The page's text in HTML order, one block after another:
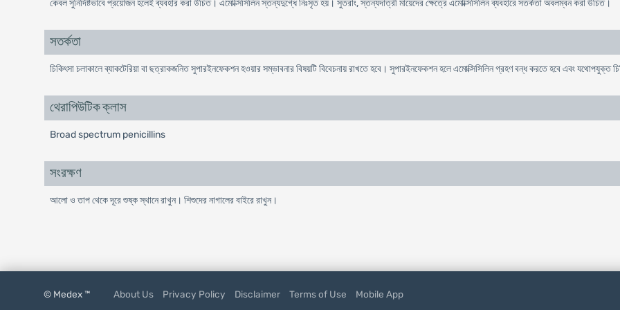
কেবল সুনির্দিষ্টভাবে প্রয়োজন হলেই ব্যবহার করা উচিত। এমোক্সিসিলিন স্তন্যদুগ্ধে নিঃসৃত হয়। সুতরাং, স্তন্যদাত্রী মায়েদের ক্ষেত্রে এমোক্সিসিলিন ব্যবহারে সতর্কতা অবলম্বন করা উচিত।
সতর্কতা
চিকিৎসা চলাকালে ব্যাকটেরিয়া বা ছত্রাকজনিত সুপারইনফেকশন হওয়ার সম্ভাবনার বিষয়টি বিবেচনায় রাখতে হবে। সুপারইনফেকশন হলে এমোক্সিসিলিন গ্রহণ বন্ধ করতে হবে এবং যথোপযুক্ত
থেরাপিউটিক ক্লাস
Broad spectrum penicillins
সংরক্ষণ
আলো ও তাপ থেকে দূরে শুষ্ক স্থানে রাখুন। শিশুদের নাগালের বাইরে রাখুন।
© Medex ™ About Us Privacy Policy Disclaimer Terms of Use Mobile App